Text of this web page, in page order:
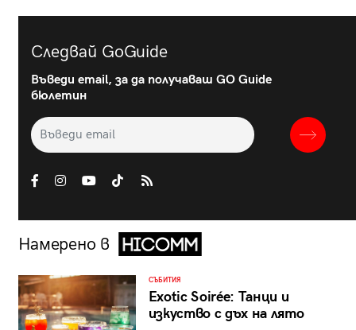
Следвай GoGuide
Въведи email, за да получаваш GO Guide
бюлетин
Намерено в
СЪБИТИЯ
Exotic Soirée: Танци и
изкуство с дъх на лято